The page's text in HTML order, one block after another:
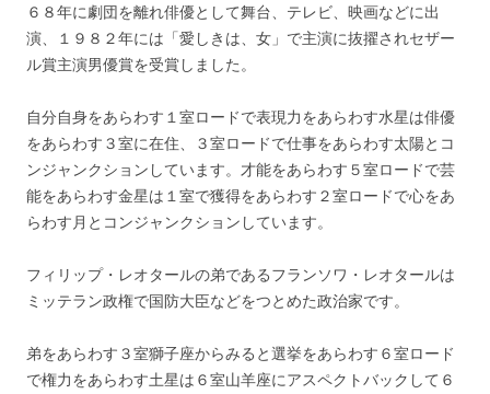
６８年に劇団を離れ俳優として舞台、テレビ、映画などに出
演、１９８２年には「愛しきは、女」で主演に抜擢されセザー
ル賞主演男優賞を受賞しました。
自分自身をあらわす１室ロードで表現力をあらわす水星は俳優
をあらわす３室に在住、３室ロードで仕事をあらわす太陽とコ
ンジャンクションしています。才能をあらわす５室ロードで芸
能をあらわす金星は１室で獲得をあらわす２室ロードで心をあ
らわす月とコンジャンクションしています。
フィリップ・レオタールの弟であるフランソワ・レオタールは
ミッテラン政権で国防大臣などをつとめた政治家です。
弟をあらわす３室獅子座からみると選挙をあらわす６室ロード
で権力をあらわす土星は６室山羊座にアスペクトバックして６